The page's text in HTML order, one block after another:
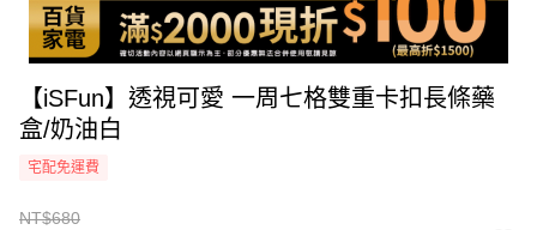
【iSFun】透視可愛 一周七格雙重卡扣長條藥
盒/奶油白
宅配免運費
NT$680